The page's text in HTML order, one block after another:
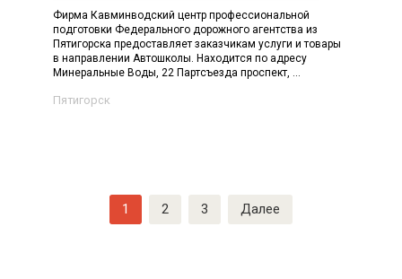
Фирма Кавминводский центр профессиональной
подготовки Федерального дорожного агентства из
Пятигорска предоставляет заказчикам услуги и товары
в направлении Автошколы. Находится по адресу
Минеральные Воды, 22 Партсъезда проспект, ...
Пятигорск
1 2 3 Далее